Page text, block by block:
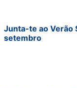
Junta-te ao Verão
setembro